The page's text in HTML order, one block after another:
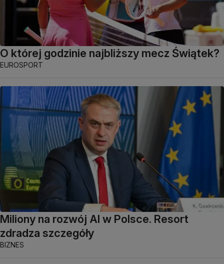
O której godzinie najbliższy mecz Świątek?
EUROSPORT
Miliony na rozwój AI w Polsce. Resort
zdradza szczegóły
BIZNES